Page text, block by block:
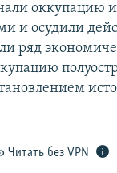
оккупацию
и осудили
ряд
Читать без VPN